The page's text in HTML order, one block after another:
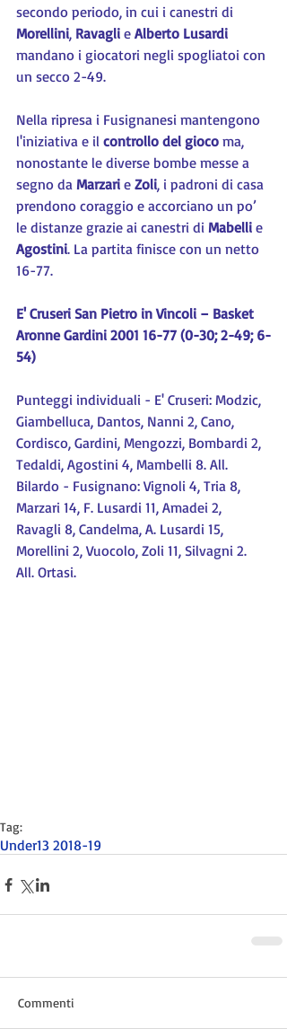
secondo periodo, in cui i canestri di
Morellini, Ravagli e Alberto Lusardi
mandano i giocatori negli spogliatoi con
un secco 2-49.
Nella ripresa i Fusignanesi mantengono
l'iniziativa e il controllo del gioco ma,
nonostante le diverse bombe messe a
segno da Marzari e Zoli, i padroni di casa
prendono coraggio e accorciano un po’
le distanze grazie ai canestri di Mabelli e
Agostini. La partita finisce con un netto
16-77.
E' Cruseri San Pietro in Vincoli – Basket
Aronne Gardini 2001 16-77 (0-30; 2-49; 6-
54)
Punteggi individuali - E' Cruseri: Modzic,
Giambelluca, Dantos, Nanni 2, Cano,
Cordisco, Gardini, Mengozzi, Bombardi 2,
Tedaldi, Agostini 4, Mambelli 8. All.
Bilardo - Fusignano: Vignoli 4, Tria 8,
Marzari 14, F. Lusardi 11, Amadei 2,
Ravagli 8, Candelma, A. Lusardi 15,
Morellini 2, Vuocolo, Zoli 11, Silvagni 2.
All. Ortasi.
Tag:
Under13 2018-19
Commenti